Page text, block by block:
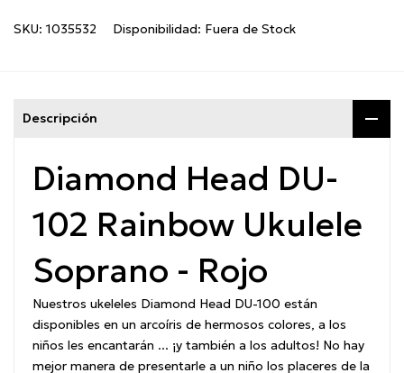
SKU: 1035532 Disponibilidad: Fuera de Stock
Descripción
Diamond Head DU-
102 Rainbow Ukulele
Soprano - Rojo
Nuestros ukeleles Diamond Head DU-100 están
disponibles en un arcoíris de hermosos colores, a los
niños les encantarán ... ¡y también a los adultos! No hay
mejor manera de presentarle a un niño los placeres de la